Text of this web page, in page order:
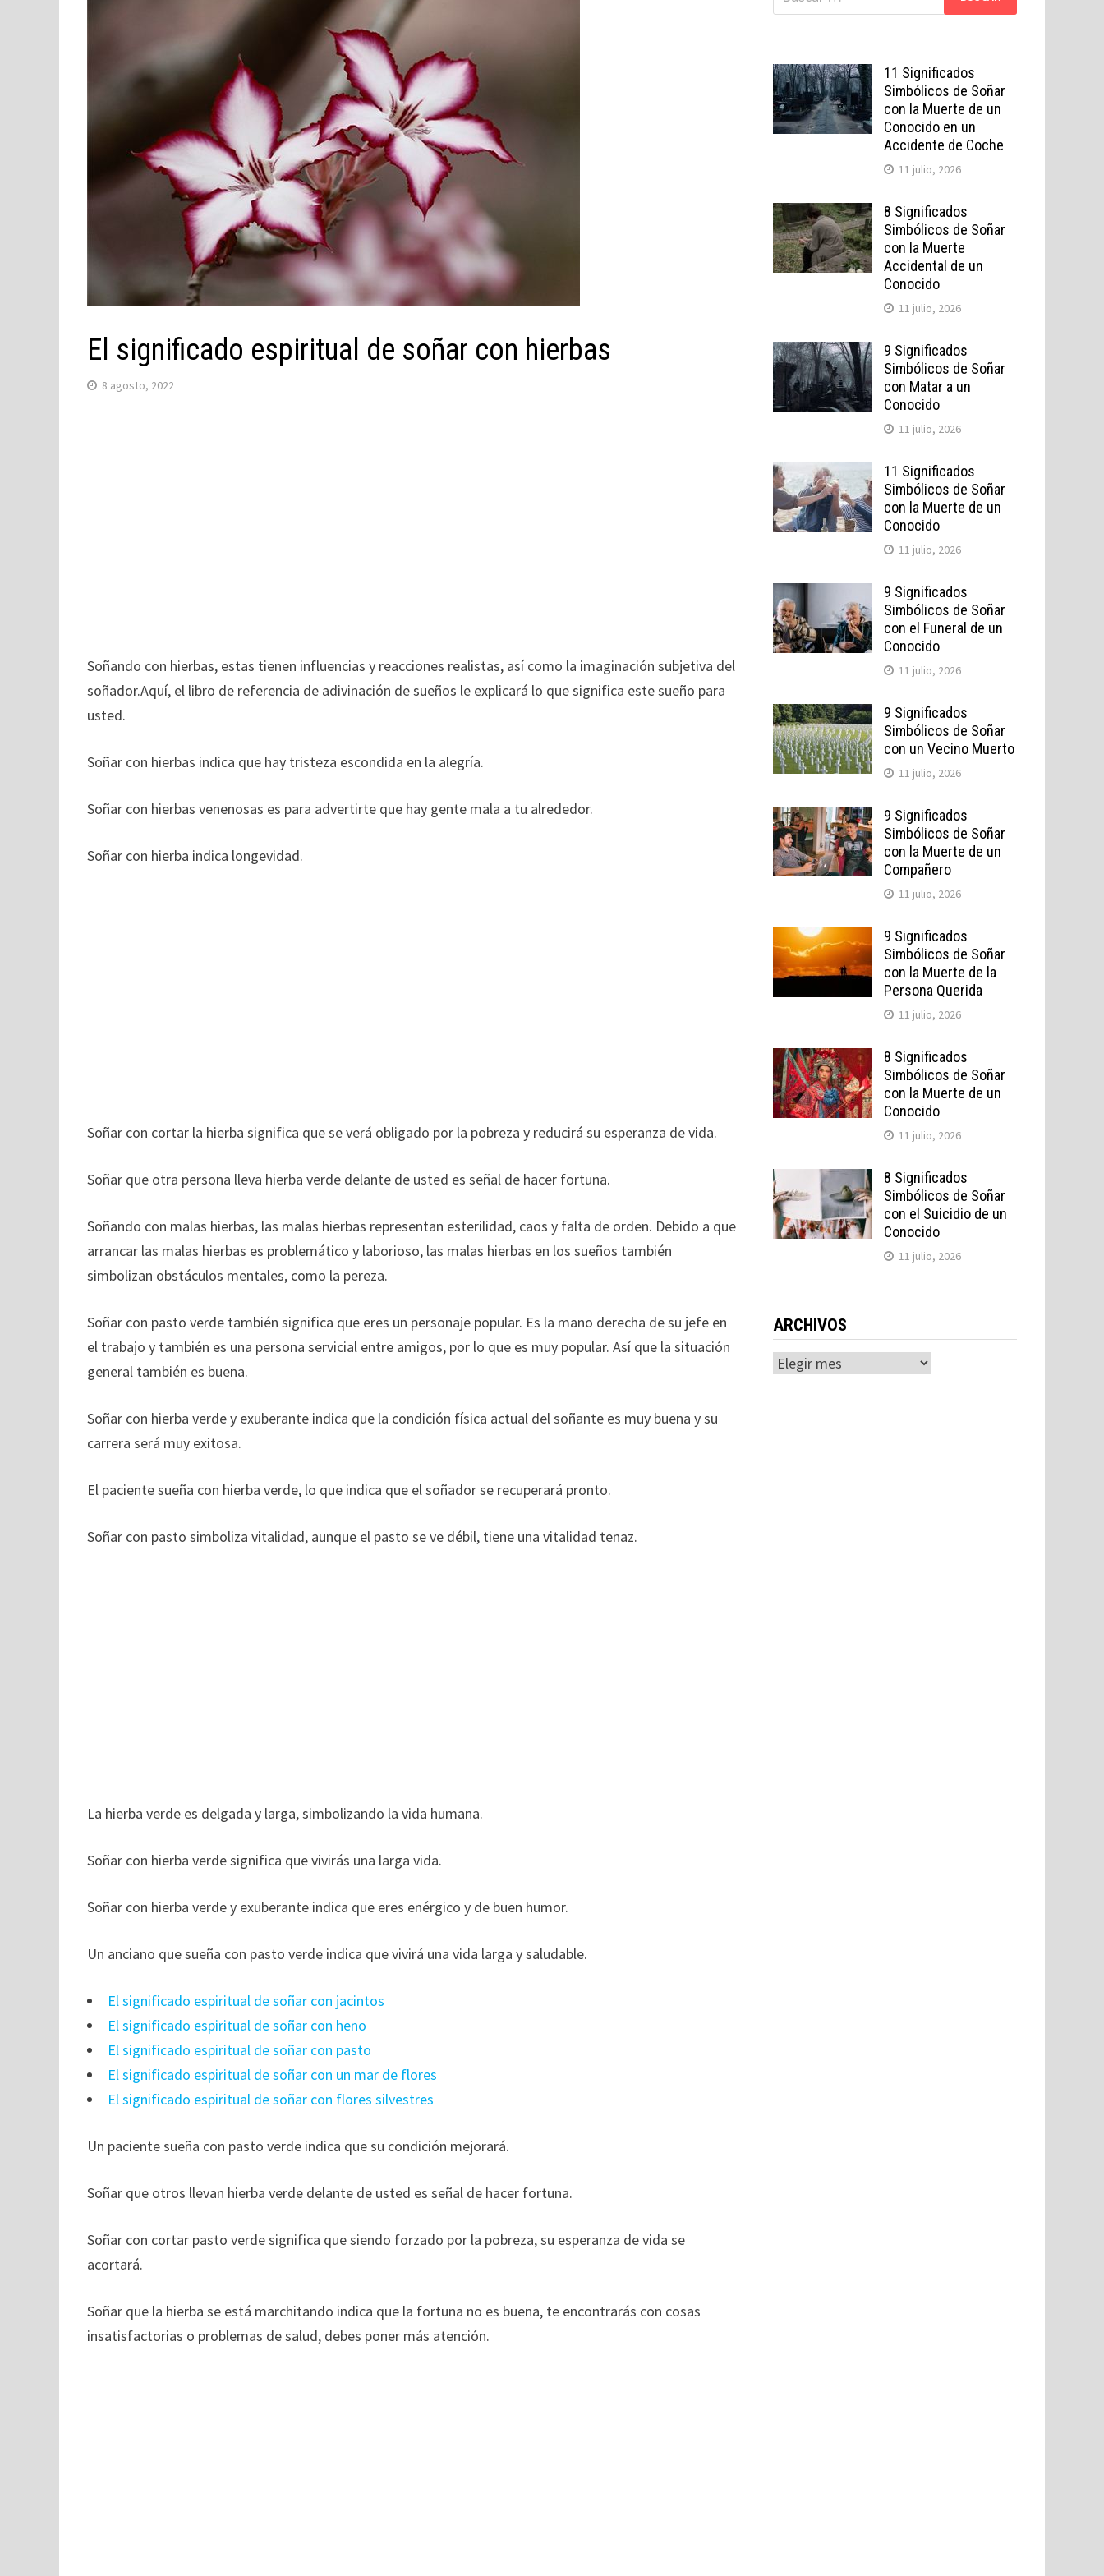
El significado espiritual de soñar con hierbas
8 agosto, 2022
Soñando con hierbas, estas tienen influencias y reacciones realistas, así como la imaginación subjetiva del
soñador.Aquí, el libro de referencia de adivinación de sueños le explicará lo que significa este sueño para
usted.
Soñar con hierbas indica que hay tristeza escondida en la alegría.
Soñar con hierbas venenosas es para advertirte que hay gente mala a tu alrededor.
Soñar con hierba indica longevidad.
Soñar con cortar la hierba significa que se verá obligado por la pobreza y reducirá su esperanza de vida.
Soñar que otra persona lleva hierba verde delante de usted es señal de hacer fortuna.
Soñando con malas hierbas, las malas hierbas representan esterilidad, caos y falta de orden. Debido a que
arrancar las malas hierbas es problemático y laborioso, las malas hierbas en los sueños también
simbolizan obstáculos mentales, como la pereza.
Soñar con pasto verde también significa que eres un personaje popular. Es la mano derecha de su jefe en
el trabajo y también es una persona servicial entre amigos, por lo que es muy popular. Así que la situación
general también es buena.
Soñar con hierba verde y exuberante indica que la condición física actual del soñante es muy buena y su
carrera será muy exitosa.
El paciente sueña con hierba verde, lo que indica que el soñador se recuperará pronto.
Soñar con pasto simboliza vitalidad, aunque el pasto se ve débil, tiene una vitalidad tenaz.
La hierba verde es delgada y larga, simbolizando la vida humana.
Soñar con hierba verde significa que vivirás una larga vida.
Soñar con hierba verde y exuberante indica que eres enérgico y de buen humor.
Un anciano que sueña con pasto verde indica que vivirá una vida larga y saludable.
El significado espiritual de soñar con jacintos
El significado espiritual de soñar con heno
El significado espiritual de soñar con pasto
El significado espiritual de soñar con un mar de flores
El significado espiritual de soñar con flores silvestres
Un paciente sueña con pasto verde indica que su condición mejorará.
Soñar que otros llevan hierba verde delante de usted es señal de hacer fortuna.
Soñar con cortar pasto verde significa que siendo forzado por la pobreza, su esperanza de vida se
acortará.
Soñar que la hierba se está marchitando indica que la fortuna no es buena, te encontrarás con cosas
insatisfactorias o problemas de salud, debes poner más atención.
11 Significados
Simbólicos de Soñar
con la Muerte de un
Conocido en un
Accidente de Coche
11 julio, 2026
8 Significados
Simbólicos de Soñar
con la Muerte
Accidental de un
Conocido
11 julio, 2026
9 Significados
Simbólicos de Soñar
con Matar a un
Conocido
11 julio, 2026
11 Significados
Simbólicos de Soñar
con la Muerte de un
Conocido
11 julio, 2026
9 Significados
Simbólicos de Soñar
con el Funeral de un
Conocido
11 julio, 2026
9 Significados
Simbólicos de Soñar
con un Vecino Muerto
11 julio, 2026
9 Significados
Simbólicos de Soñar
con la Muerte de un
Compañero
11 julio, 2026
9 Significados
Simbólicos de Soñar
con la Muerte de la
Persona Querida
11 julio, 2026
8 Significados
Simbólicos de Soñar
con la Muerte de un
Conocido
11 julio, 2026
8 Significados
Simbólicos de Soñar
con el Suicidio de un
Conocido
11 julio, 2026
ARCHIVOS
Archivos